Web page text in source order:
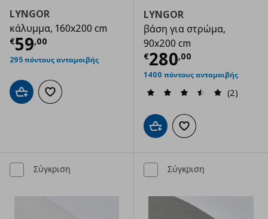
LYNGOR
κάλυμμα, 160x200 cm
€59,00
Τρέχουσα τιμή € 59,00
295 πόντους ανταμοιβής
Προσθήκη στο καλάθι
Προσθήκη στα αγαπημένα
LYNGOR
βάση για στρώμα,
90x200 cm
€280,00
Τρέχουσα
1400 πόντους ανταμοιβής
(2)
Προσθήκη στο καλάθι
Προσθήκη στα
Σύγκριση Σύγκριση